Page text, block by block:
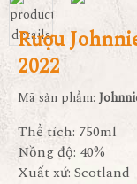
Rượu
2022
Mã sản phẩm:
Thể tích: 750ml
Nồng độ: 40%
Xuất xứ: Scotland